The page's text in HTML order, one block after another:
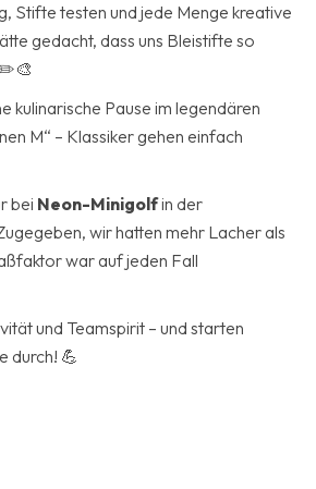
Stifte testen und jede Menge kreative
gedacht, dass uns Bleistifte so
kulinarische Pause im legendären
M“ – Klassiker gehen einfach
bei Neon-Minigolfin der
wir hatten mehr Lacher als
war auf jeden Fall
und Teamspirit – und starten
durch! 💪